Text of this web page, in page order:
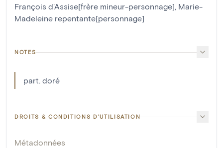
François d'Assise[frère mineur-personnage], Marie-
Madeleine repentante[personnage]
NOTES
part. doré
DROITS & CONDITIONS D'UTILISATION
Métadonnées